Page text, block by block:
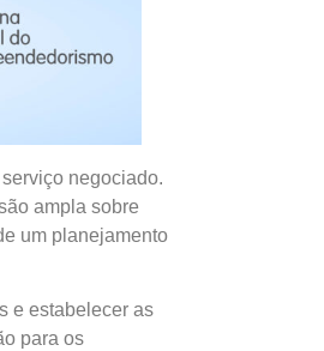
negociado.
ampla sobre
um planejamento
e estabelecer as
para os